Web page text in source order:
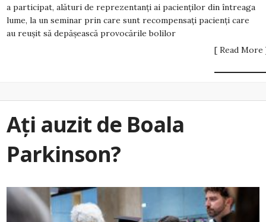
a participat, alături de reprezentanți ai pacienților din întreaga
lume, la un seminar prin care sunt recompensați pacienți care
au reușit să depășească provocările bolilor
[ Read More
Ați auzit de Boala
Parkinson?